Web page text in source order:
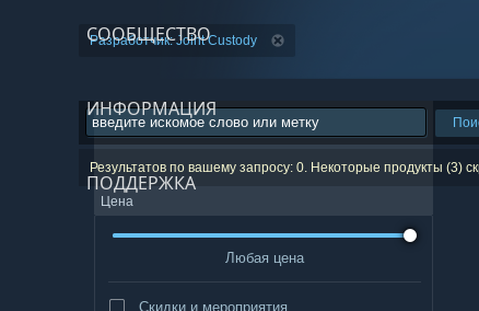
СООБЩЕСТВО
ИНФОРМАЦИЯ
ПОДДЕРЖКА
Разработчик: Joint Custody
Результатов по вашему запросу: 0. Некоторые продукты (3)
Цена
Любая цена
Скидки и мероприятия